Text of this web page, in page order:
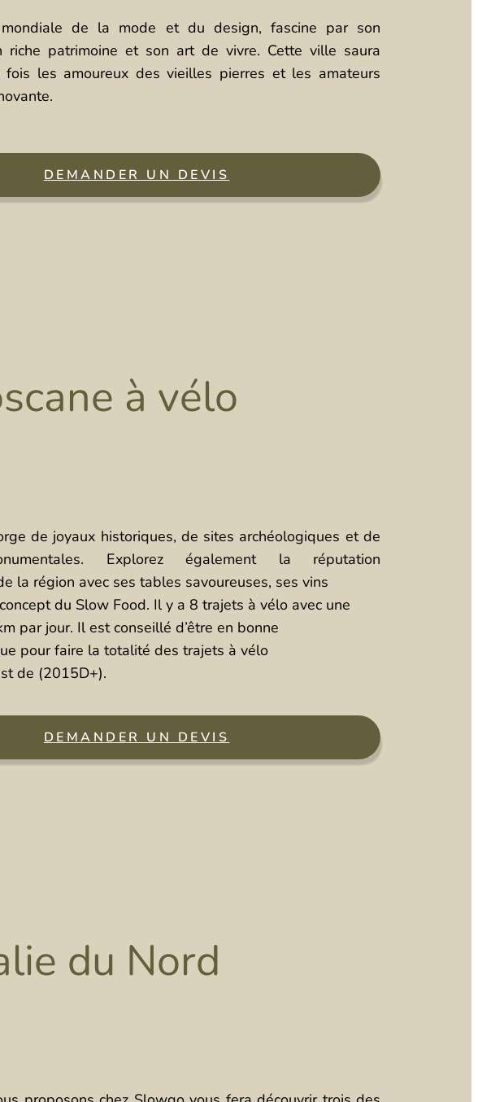
de la mode et du design, fascine par son
riche patrimoine et son art de vivre. Cette ville saura
les amoureux des vieilles pierres et les amateurs
DEMANDER UN DEVIS
à vélo
de joyaux historiques, de sites archéologiques et de
Explorez également la réputation
la région avec ses tables savoureuses, ses vins
du Slow Food. Il y a 8 trajets à vélo avec une
par jour. Il est conseillé d’être en bonne
pour faire la totalité des trajets à vélo
de (2015D+).
DEMANDER UN DEVIS
du Nord